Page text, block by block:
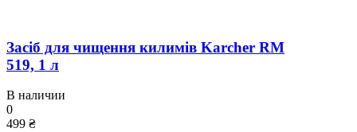
Засіб для чищення килимів Karcher RM
519, 1 л
В наличии
0
499 ₴